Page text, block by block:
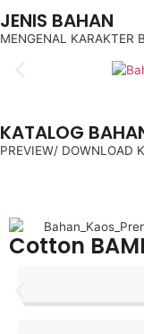
JENIS BAHAN
MENGENAL KARAKTER
KATALOG
PREVIEW/ DOWNLOAD
Cotton